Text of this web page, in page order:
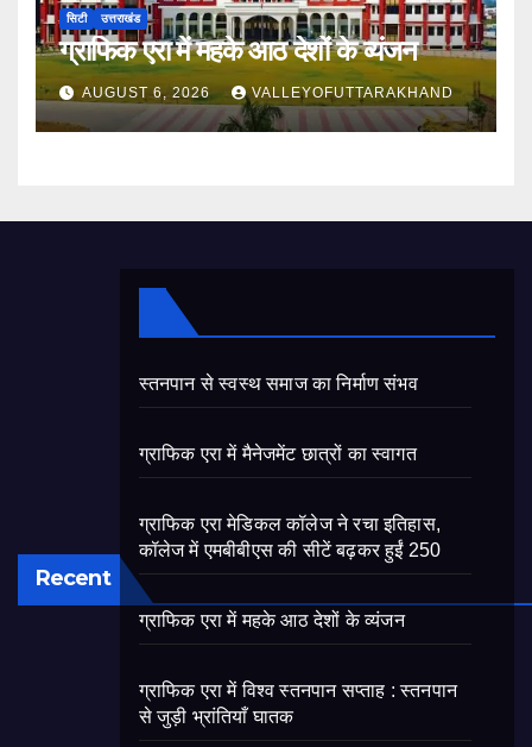
सिटी उत्तराखंड
ग्राफिक एरा में महके आठ देशों के व्यंजन
AUGUST 6, 2026 VALLEYOFUTTARAKHAND
Recent
स्तनपान से स्वस्थ समाज का निर्माण संभव
ग्राफिक एरा में मैनेजमेंट छात्रों का स्वागत
ग्राफिक एरा मेडिकल कॉलेज ने रचा इतिहास,
कॉलेज में एमबीबीएस की सीटें बढ़कर हुईं 250
ग्राफिक एरा में महके आठ देशों के व्यंजन
ग्राफिक एरा में विश्व स्तनपान सप्ताह : स्तनपान
से जुड़ी भ्रांतियाँ घातक